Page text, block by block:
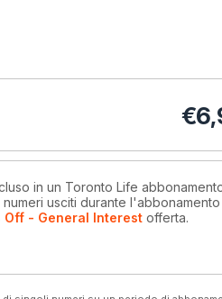
€
in un Toronto Life
usciti durante
Off - General Interest offerta.